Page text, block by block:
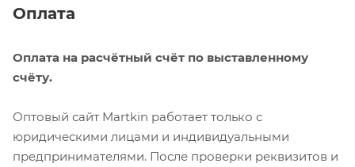
Оплата
Оплата на расчётный счёт по выставленному
счёту.
Оптовый сайт Martkin работает только с
юридическими лицами и индивидуальными
предпринимателями. После проверки реквизитов и